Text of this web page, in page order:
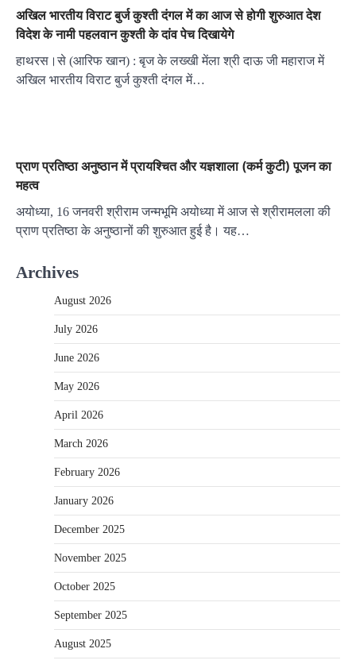
अखिल भारतीय विराट बुर्ज कुश्ती दंगल में का आज से होगी शुरुआत देश
विदेश के नामी पहलवान कुश्ती के दांव पेच दिखायेगे
हाथरस।से (आरिफ खान) : बृज के लख्खी मेंला श्री दाऊ जी महाराज में
अखिल भारतीय विराट बुर्ज कुश्ती दंगल में…
प्राण प्रतिष्ठा अनुष्ठान में प्रायश्चित और यज्ञशाला (कर्म कुटी) पूजन का
महत्व
अयोध्या, 16 जनवरी श्रीराम जन्मभूमि अयोध्या में आज से श्रीरामलला की
प्राण प्रतिष्ठा के अनुष्ठानों की शुरुआत हुई है। यह…
Archives
August 2026
July 2026
June 2026
May 2026
April 2026
March 2026
February 2026
January 2026
December 2025
November 2025
October 2025
September 2025
August 2025